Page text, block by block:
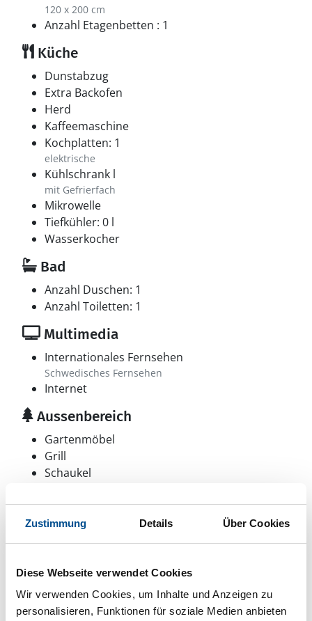
Zustimmung Details Über Cookies
Diese Webseite verwendet Cookies
Wir verwenden Cookies, um Inhalte und Anzeigen zu
personalisieren, Funktionen für soziale Medien anbieten
120 x 200 cm
Anzahl Etagenbetten : 1
Küche
Dunstabzug
Extra Backofen
Herd
Kaffeemaschine
Kochplatten: 1
elektrische
Kühlschrank l
mit Gefrierfach
Mikrowelle
Tiefkühler: 0 l
Wasserkocher
Bad
Anzahl Duschen: 1
Anzahl Toiletten: 1
Multimedia
Internationales Fernsehen
Schwedisches Fernsehen
Internet
Aussenbereich
Gartenmöbel
Grill
Schaukel
Terrasse: 1 m²
Trampolin
Anglerfreundlich
Bei diesem Haus inkl.
Heizung